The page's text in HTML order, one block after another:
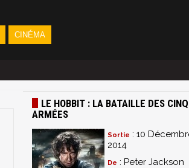
CINÉMA
LE HOBBIT : LA BATAILLE DES CINQ
ARMÉES
Sortie : 10
2014
De : Peter Jackson